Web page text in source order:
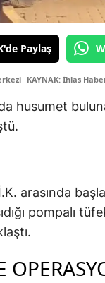
Paylaş
KAYNAK: İhlas
husumet
arasında
pompalı